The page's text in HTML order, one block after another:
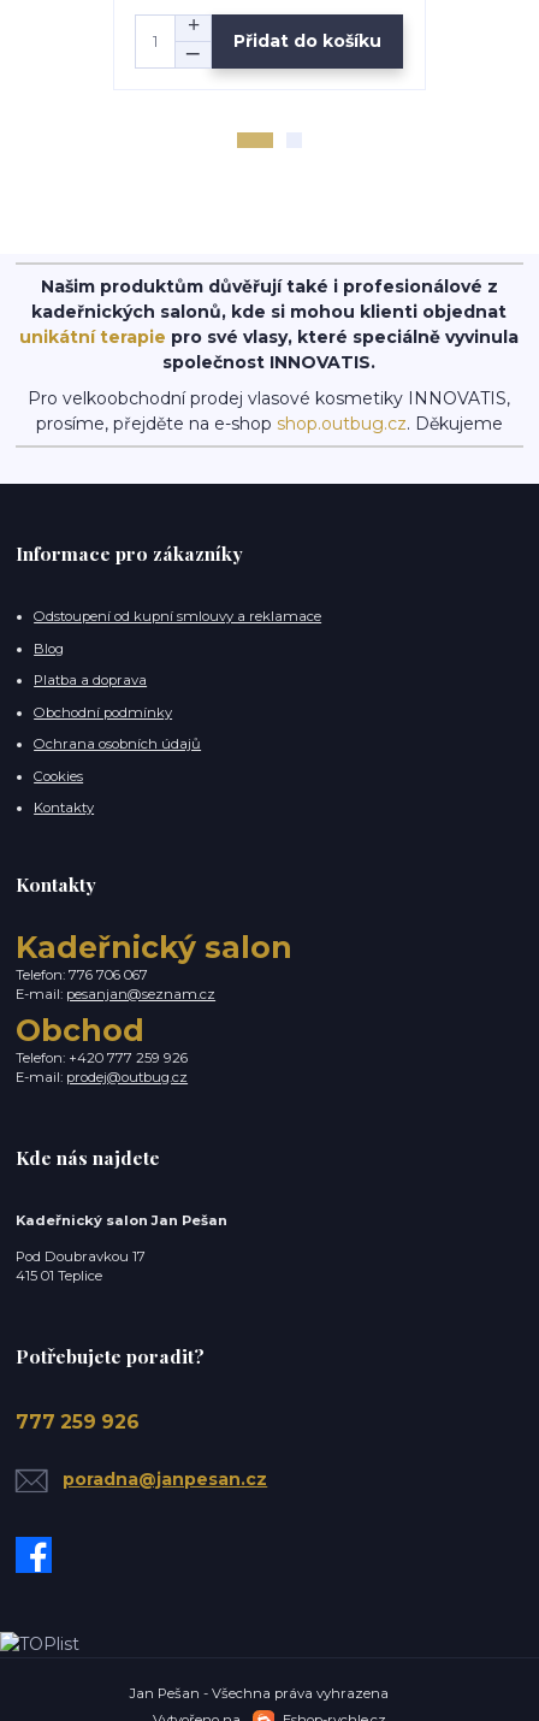
Přidat do košíku
Našim produktům důvěřují také i profesionálové z
kadeřnických salonů, kde si mohou klienti objednat
unikátní terapie pro své vlasy, které speciálně vyvinula
společnost INNOVATIS.
Pro velkoobchodní prodej vlasové kosmetiky INNOVATIS,
prosíme, přejděte na e-shop shop.outbug.cz. Děkujeme
Informace pro zákazníky
Odstoupení od kupní smlouvy a reklamace
Blog
Platba a doprava
Obchodní podmínky
Ochrana osobních údajů
Cookies
Kontakty
Kontakty
Kadeřnický salon
Telefon: 776 706 067
E-mail: pesanjan@seznam.cz
Obchod
Telefon: +420 777 259 926
E-mail: prodej@outbug.cz
Kde nás najdete
Kadeřnický salon Jan Pešan
Pod Doubravkou 17
415 01 Teplice
Potřebujete poradit?
777 259 926
poradna@janpesan.cz
Jan Pešan - Všechna práva vyhrazena